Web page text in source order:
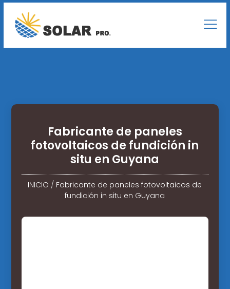
Fabricante de paneles
fotovoltaicos de fundición in
situ en Guyana
INICIO / Fabricante de paneles fotovoltaicos de
fundición in situ en Guyana